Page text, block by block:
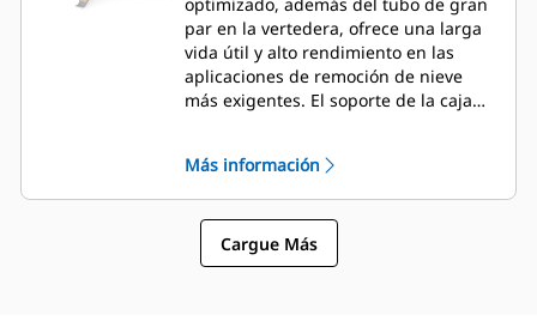
optimizado, además del tubo de gran
par en la vertedera, ofrece una larga
vida útil y alto rendimiento en las
aplicaciones de remoción de nieve
más exigentes. El soporte de la caja
vertedera, además de proporcionar
un excelente soporte para las
secciones de empuje exteriores.
Más información
Cargue Más